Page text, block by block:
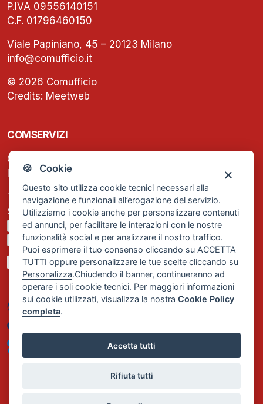
🍪 Cookie
Questo sito utilizza cookie tecnici necessari alla
navigazione e funzionali all’erogazione del servizio.
Utilizziamo i cookie anche per personalizzare contenuti
ed annunci, per facilitare le interazioni con le nostre
funzionalità social e per analizzare il nostro traffico.
Puoi esprimere il tuo consenso cliccando su ACCETTA
TUTTI oppure personalizzare le tue scelte cliccando su
Personalizza.Chiudendo il banner, continueranno ad
operare i soli cookie tecnici. Per maggiori informazioni
sui cookie utilizzati, visualizza la nostraCookie Policy
completa.
Accetta tutti
Rifiuta tutti
P.IVA 09556140151
C.F. 01796460150
Viale Papiniano, 45 – 20123 Milano
info@comufficio.it
© 2026 Comufficio
Credits: Meetweb
COMSERVIZI
C.F. e P.IVA: 13474420158
Iscrizione REA Milano n. 1656740
Tel. +39 02 2838 1307
segreteria@comservizi.eu
Privacy Policy
Cookie Policy